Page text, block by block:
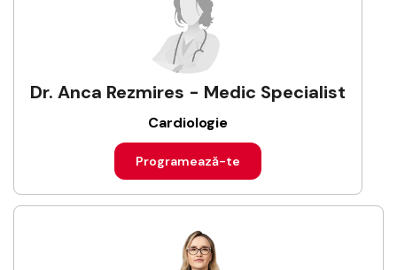
Dr. Anca Rezmires - Medic Specialist
Cardiologie
Programează-te